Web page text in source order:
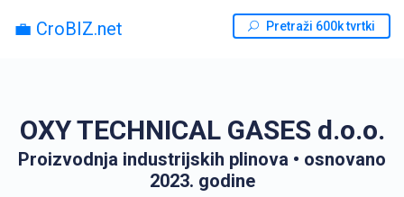
💼 CroBIZ.net Pretraži 600k tvrtki
OXY TECHNICAL GASES d.o.o.
Proizvodnja industrijskih plinova • osnovano
2023. godine